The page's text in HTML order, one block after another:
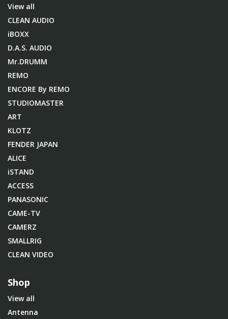
View all
CLEAN AUDIO
iBOXX
D.A.S. AUDIO
Mr.DRUMM
REMO
ENCORE By REMO
STUDIOMASTER
ART
KLOTZ
FENDER JAPAN
ALICE
iSTAND
ACCESS
PANASONIC
CAME-TV
CAMERZ
SMALLRIG
CLEAN VIDEO
Shop
View all
Antenna